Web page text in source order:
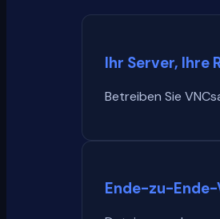
Ihr Server, Ihre
Betreiben Sie
Ende-zu-